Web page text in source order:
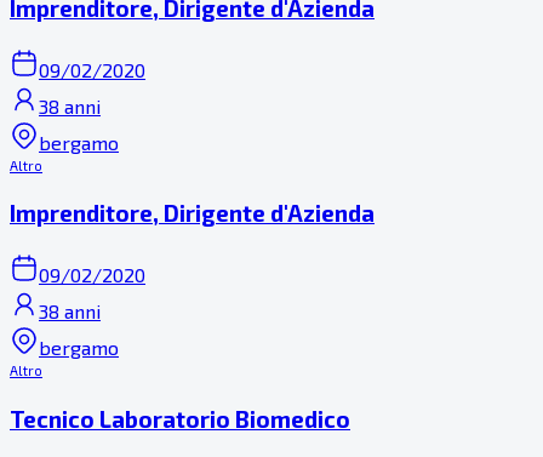
Imprenditore, Dirigente d'Azienda
09/02/2020
38 anni
bergamo
Altro
Imprenditore, Dirigente d'Azienda
09/02/2020
38 anni
bergamo
Altro
Tecnico Laboratorio Biomedico